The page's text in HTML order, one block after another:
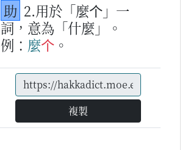
助 2.用於「麼个」一
詞，意為「什麼」。
例： 麼个 。
複製